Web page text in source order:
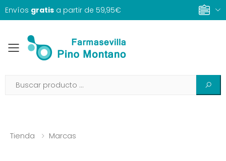
Envíos gratis a partir de 59,95€
Toggle mobile menu
Tienda Marcas